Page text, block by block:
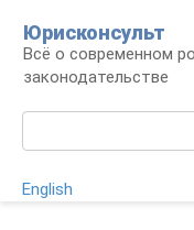
контенту
Юрисконсульт
Всё о современном
законодательстве
English